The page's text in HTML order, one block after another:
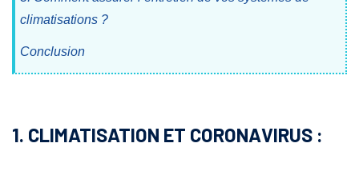
climatisations ?
Conclusion
1. CLIMATISATION ET CORONAVIRUS :